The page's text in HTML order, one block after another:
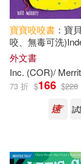
Eric(1)
Maddie(1)
Maddie
Maddie/
適合平板
其他 (可複選)
現在可
範圍
寶寶咬咬書 ：寶
咬、無毒可洗
Baby Peekaboo:
Rip Proof ·
Washable (Book
外文書
Inc. (COR)/
73 折 $166 $228